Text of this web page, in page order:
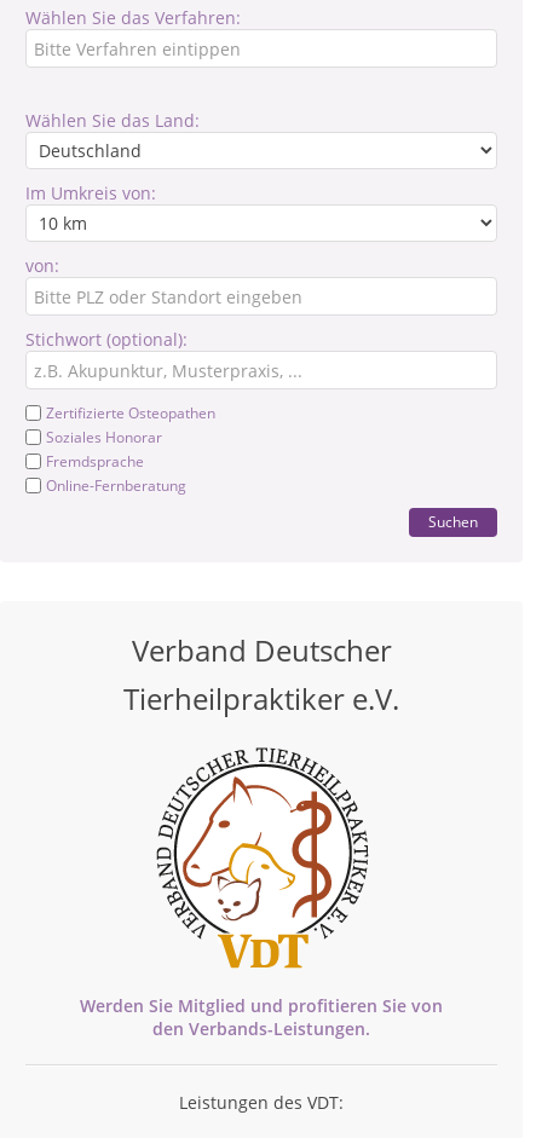
Wählen Sie das Verfahren:
Wählen Sie das Land:
Im Umkreis von:
von:
Stichwort (optional):
Zertifizierte Osteopathen
Soziales Honorar
Fremdsprache
Online-Fernberatung
Suchen
Verband Deutscher
Tierheilpraktiker e.V.
Werden Sie Mitglied und profitieren Sie von
den Verbands-Leistungen.
Leistungen des VDT: